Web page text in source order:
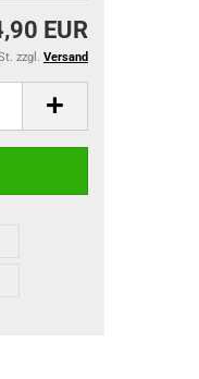
EUR
zzgl. Versand